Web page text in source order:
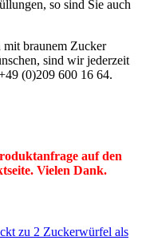
so sind Sie auch
mit braunem Zucker
sind wir jederzeit
(0)209 600 16 64.
auf den
Vielen Dank.